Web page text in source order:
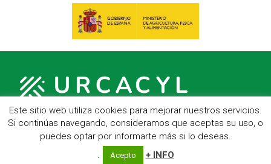
C/ Hípica, 1, entreplanta - 47007 Valladolid
Telf.: 983 23 95 15 - Fax: 983 22 23 56 -
Este sitio web utiliza cookies para mejorar nuestros servicios.
Si continúas navegando, consideramos que aceptas su uso, o
puedes optar por informarte más si lo deseas.
.
Acepto + INFO